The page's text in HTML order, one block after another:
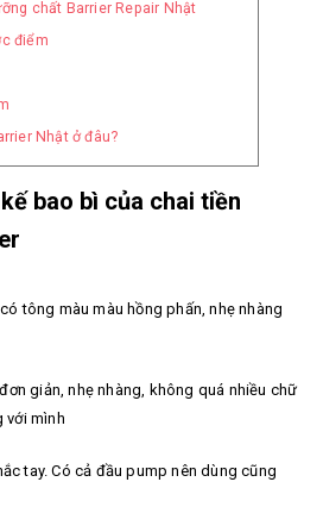
chất Barrier Repair Nhật
điểm
Nhật ở đâu?
bao bì của chai tiền
tông màu màu hồng phấn, nhẹ nhàng
giản, nhẹ nhàng, không quá nhiều chữ
với mình
tay. Có cả đầu pump nên dùng cũng